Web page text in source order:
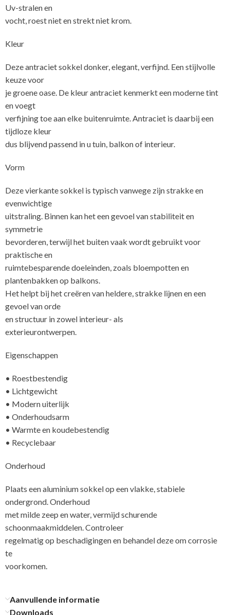
Uv-stralen en
vocht, roest niet en strekt niet krom.
Kleur
Deze antraciet sokkel donker, elegant, verfijnd. Een stijlvolle
keuze voor
je groene oase. De kleur antraciet kenmerkt een moderne tint
en voegt
verfijning toe aan elke buitenruimte. Antraciet is daarbij een
tijdloze kleur
dus blijvend passend in u tuin, balkon of interieur.
Vorm
Deze vierkante sokkel is typisch vanwege zijn strakke en
evenwichtige
uitstraling. Binnen kan het een gevoel van stabiliteit en
symmetrie
bevorderen, terwijl het buiten vaak wordt gebruikt voor
praktische en
ruimtebesparende doeleinden, zoals bloempotten en
plantenbakken op balkons.
Het helpt bij het creëren van heldere, strakke lijnen en een
gevoel van orde
en structuur in zowel interieur- als
Eigenschappen
• Roestbestendig
• Lichtgewicht
• Modern uiterlijk
• Onderhoudsarm
• Warmte en koudebestendig
• Recyclebaar
Onderhoud
Plaats een aluminium sokkel op een vlakke, stabiele
ondergrond. Onderhoud
met milde zeep en water, vermijd schurende
schoonmaakmiddelen. Controleer
regelmatig op beschadigingen en behandel deze om corrosie
te
Aanvullende informatie
Downloads